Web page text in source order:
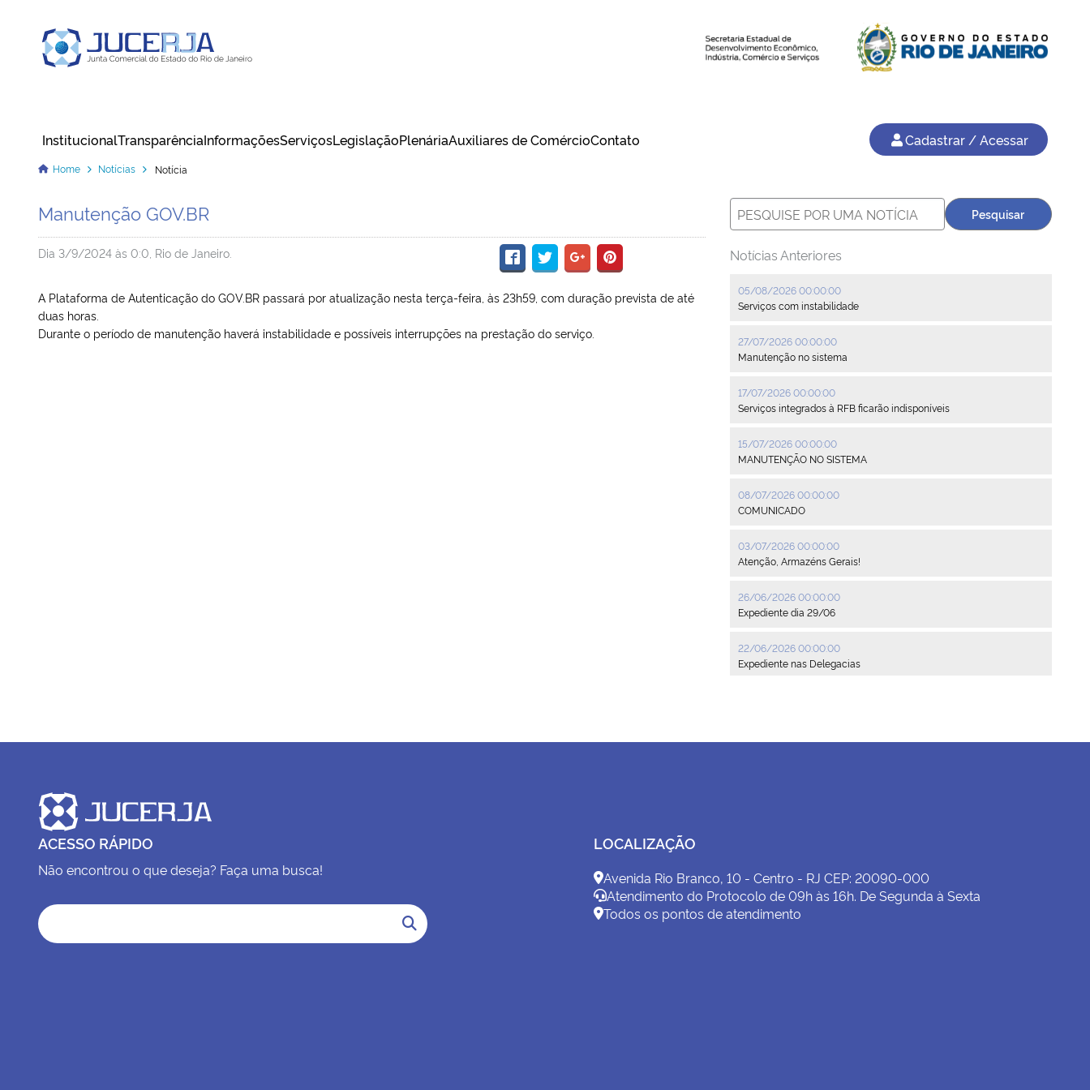
InstitucionalTransparênciaInformaçõesServiçosLegislaçãoPlenáriaAuxiliares de ComércioContato Cadastrar / Acessar
Junta Comercial do Estado do Rio
Cadastrar / Acessar
Home Notícias Notícia
Manutenção GOV.BR
Dia 3/9/2024 às 0:0, Rio de Janeiro.
A Plataforma de Autenticação do GOV.BR passará por atualização nesta terça-feira, às 23h59, com duração prevista de até
duas horas.
Durante o período de manutenção haverá instabilidade e possíveis interrupções na prestação do serviço.
Notícias Anteriores
05/08/2026 00:00:00
Serviços com instabilidade
27/07/2026 00:00:00
Manutenção no sistema
17/07/2026 00:00:00
Serviços integrados à RFB ficarão indisponíveis
15/07/2026 00:00:00
MANUTENÇÃO NO SISTEMA
08/07/2026 00:00:00
COMUNICADO
03/07/2026 00:00:00
Atenção, Armazéns Gerais!
26/06/2026 00:00:00
Expediente dia 29/06
22/06/2026 00:00:00
Expediente nas Delegacias
06/05/2026 00:00:00
Leiloeiros públicos: prazos e obrigações anuais
ACESSO RÁPIDO
Não encontrou o que deseja? Faça uma busca!
LOCALIZAÇÃO
Avenida Rio Branco, 10 - Centro - RJ CEP: 20090-000
Atendimento do Protocolo de 09h às 16h. De Segunda à Sexta
Todos os pontos de atendimento